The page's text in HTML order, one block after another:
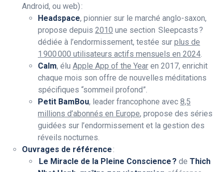
Android, ou web) :
Headspace, pionnier sur le marché anglo-saxon,
propose depuis 2010 une section Sleepcasts ?
dédiée à l’endormissement, testée sur plus de
1 900 000 utilisateurs actifs mensuels en 2024.
Calm, élu Apple App of the Year en 2017, enrichit
chaque mois son offre de nouvelles méditations
spécifiques “sommeil profond”.
Petit BamBou, leader francophone avec 8,5
millions d’abonnés en Europe, propose des séries
guidées sur l’endormissement et la gestion des
réveils nocturnes.
Ouvrages de référence:
Le Miracle de la Pleine Conscience ? de Thich